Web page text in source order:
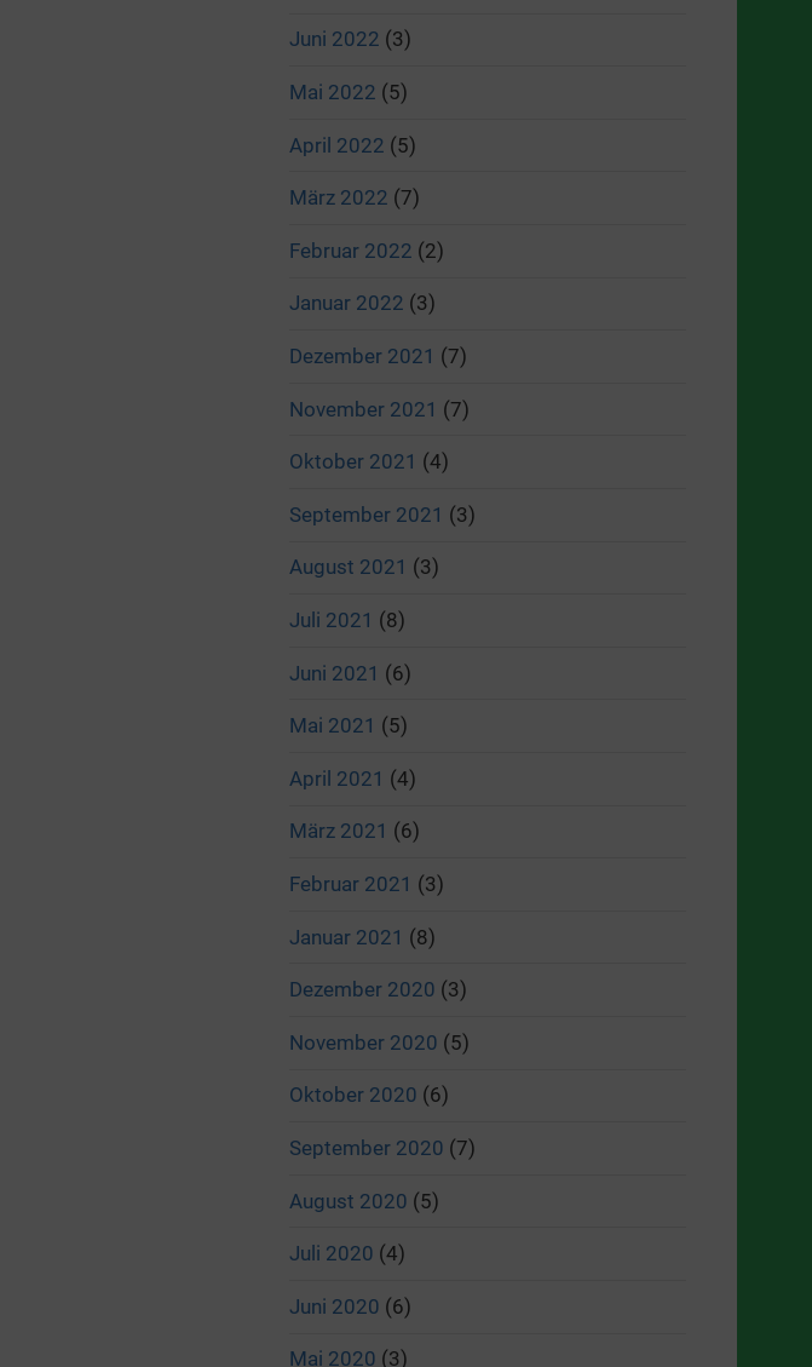
Juni 2022 (3)
Mai 2022 (5)
April 2022 (5)
März 2022 (7)
Februar 2022 (2)
Januar 2022 (3)
Dezember 2021 (7)
November 2021 (7)
Oktober 2021 (4)
September 2021 (3)
August 2021 (3)
Juli 2021 (8)
Juni 2021 (6)
Mai 2021 (5)
April 2021 (4)
März 2021 (6)
Februar 2021 (3)
Januar 2021 (8)
Dezember 2020 (3)
November 2020 (5)
Oktober 2020 (6)
September 2020 (7)
August 2020 (5)
Juli 2020 (4)
Juni 2020 (6)
Mai 2020 (3)